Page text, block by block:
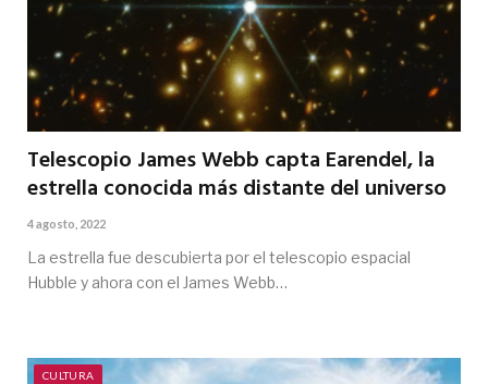
Telescopio James Webb capta Earendel, la
estrella conocida más distante del universo
4 agosto, 2022
La estrella fue descubierta por el telescopio espacial
Hubble y ahora con el James Webb…
CULTURA